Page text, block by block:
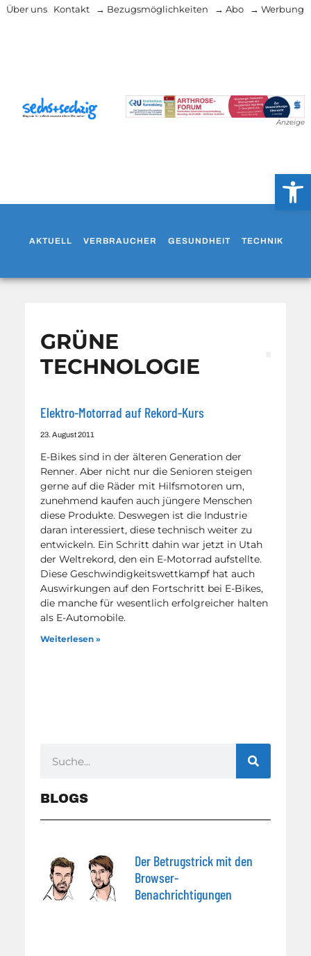
Über uns Kontakt → Bezugsmöglichkeiten → Abo → Werbung
Anzeige
AKTUELL VERBRAUCHER GESUNDHEIT TECHNIK
GRÜNE
TECHNOLOGIE
Elektro-Motorrad auf Rekord-Kurs
23. August 2011
E-Bikes sind in der älteren Generation der
Renner. Aber nicht nur die Senioren steigen
gerne auf die Räder mit Hilfsmotoren um,
zunehmend kaufen auch jüngere Menschen
diese Produkte. Deswegen ist die Industrie
daran interessiert, diese technisch weiter zu
entwickeln. Ein Schritt dahin war jetzt in Utah
der Weltrekord, den ein E-Motorrad aufstellte.
Diese Geschwindigkeitswettkampf hat auch
Auswirkungen auf den Fortschritt bei E-Bikes,
die manche für wesentlich erfolgreicher halten
als E-Automobile.
Weiterlesen »
BLOGS
Der Betrugstrick mit den
Browser-
Benachrichtigungen